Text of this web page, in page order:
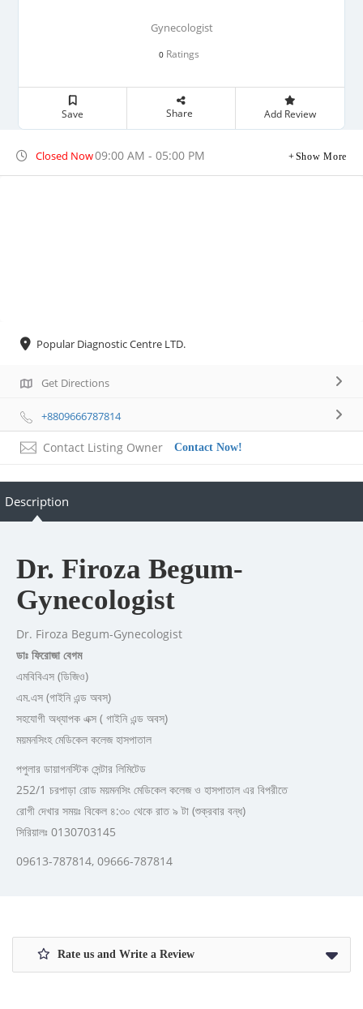
Gynecologist
0 Ratings
Save Share Add Review
Closed Now09:00 AM - 05:00 PM Show More
Popular Diagnostic Centre LTD.
Get Directions
+8809666787814
Contact Listing Owner Contact Now!
Description
Dr. Firoza Begum-
Gynecologist
Dr. Firoza Begum-Gynecologist
ডাঃ ফিরোজা বেগম
এমবিবিএস (ডিজিও)
এম.এস (গাইনি এন্ড অবস্)
সহযোগী অধ্যাপক এক্স ( গাইনি এন্ড অবস্)
ময়মনসিংহ মেডিকেল কলেজ হাসপাতাল
পপুলার ডায়াগনস্টিক সেন্টার লিমিটেড
252/1 চরপাড়া রোড ময়মনসিং মেডিকেল কলেজ ও হাসপাতাল এর বিপরীতে
রোগী দেখার সময়ঃ বিকেল ৪:৩০ থেকে রাত ৯ টা (শুক্রবার বন্ধ)
সিরিয়ালঃ 0130703145
09613-787814, 09666-787814
Rate us and Write a Review